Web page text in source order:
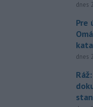
dnes
Pre
dnes